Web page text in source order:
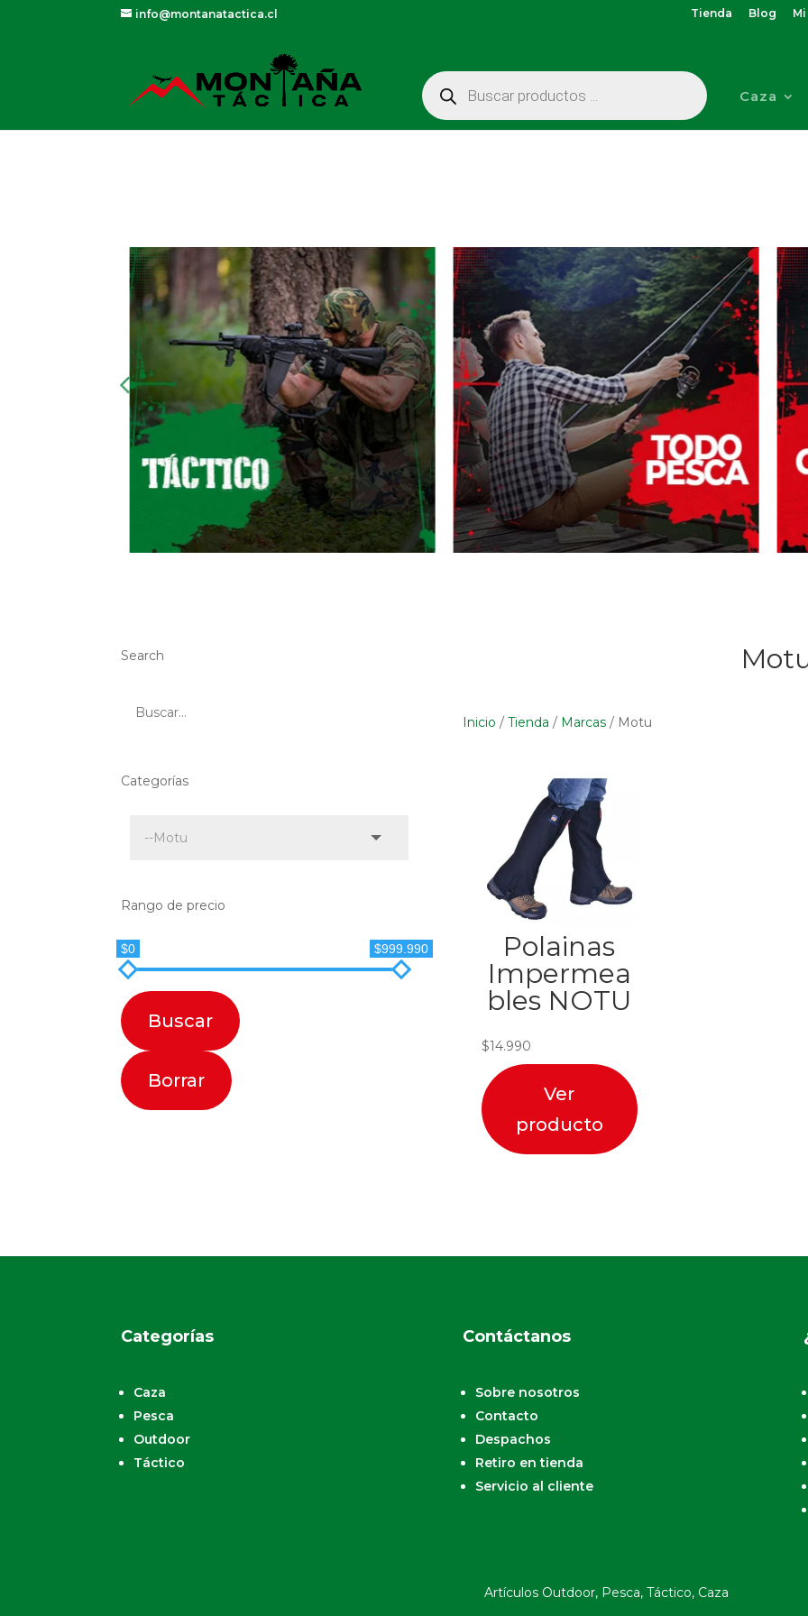
info@montanatactica.cl Tienda Blog
Búsqueda
de
productos Caza
Search
Categorías
Rango de precio
$0 $999.990
Buscar
Borrar
Inicio / Tienda / Marcas/ Motu
Polainas
Impermea
bles NOTU
$14.990
Ver
producto
Categorías
Caza
Pesca
Outdoor
Táctico
Contáctanos
Sobre nosotros
Contacto
Despachos
Retiro en tienda
Servicio al cliente
Artículos Outdoor, Pesca, Táctico, Caza